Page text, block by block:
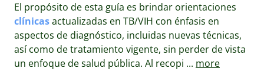
El propósito de esta guía es brindar orientaciones
clínicasactualizadas en TB/VIH con énfasis en
aspectos de diagnóstico, incluidas nuevas técnicas,
así como de tratamiento vigente, sin perder de vista
un enfoque de salud pública. Al recopi ... more